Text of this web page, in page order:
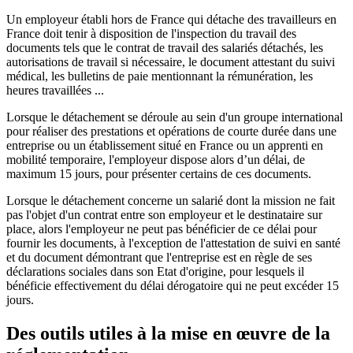
Un employeur établi hors de France qui détache des travailleurs en
France doit tenir à disposition de l'inspection du travail des
documents tels que le contrat de travail des salariés détachés, les
autorisations de travail si nécessaire, le document attestant du suivi
médical, les bulletins de paie mentionnant la rémunération, les
heures travaillées ...
Lorsque le détachement se déroule au sein d'un groupe international
pour réaliser des prestations et opérations de courte durée dans une
entreprise ou un établissement situé en France ou un apprenti en
mobilité temporaire, l'employeur dispose alors d’un délai, de
maximum 15 jours, pour présenter certains de ces documents.
Lorsque le détachement concerne un salarié dont la mission ne fait
pas l'objet d'un contrat entre son employeur et le destinataire sur
place, alors l'employeur ne peut pas bénéficier de ce délai pour
fournir les documents, à l'exception de l'attestation de suivi en santé
et du document démontrant que l'entreprise est en règle de ses
déclarations sociales dans son Etat d'origine, pour lesquels il
bénéficie effectivement du délai dérogatoire qui ne peut excéder 15
jours.
Des outils utiles à la mise en œuvre de la